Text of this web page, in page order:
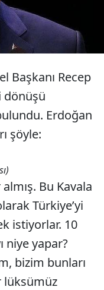
olamaz.
Başkanı Recep
dönüşü
Erdoğan
şöyle:
Bu Kavala
Türkiye’yi
istiyorlar. 10
niye yapar?
bizim bunları
lüksümüz